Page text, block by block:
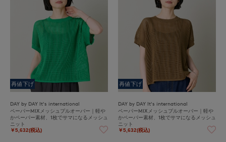
再値下げ
DAY by DAY It's international
ペーパーMIXメッシュプルオーバー｜軽や
かペーパー素材、1枚でサマになるメッシュ
ニット
￥5,632(税込)
再値下げ
DAY by DAY It's international
ペーパーMIXメッシュプルオーバー｜軽や
かペーパー素材、1枚でサマになるメッシュ
ニット
￥5,632(税込)